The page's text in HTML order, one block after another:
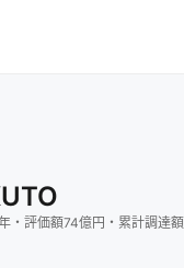
・ 評価額74億円 ・ 累計調達額